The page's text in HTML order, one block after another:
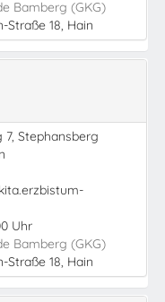
Bamberg (GKG)
Straße 18, Hain
Stephansberg
Uhr
Bamberg (GKG)
Straße 18, Hain